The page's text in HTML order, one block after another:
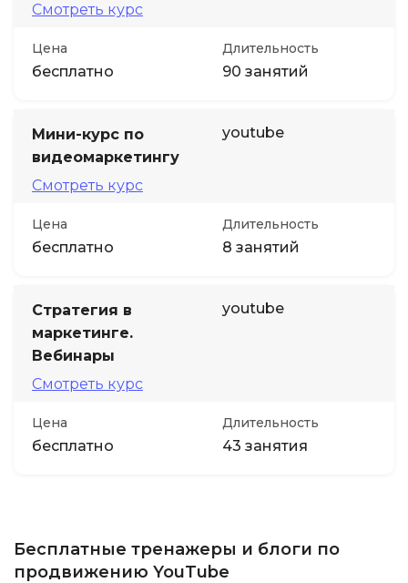
Смотреть курс
Цена
бесплатно
Длительность
90 занятий
Мини-курс по
видеомаркетингу
Смотреть курс
youtube
Цена
бесплатно
Длительность
8 занятий
Стратегия в
маркетинге.
Вебинары
Смотреть курс
youtube
Цена
бесплатно
Длительность
43 занятия
Бесплатные тренажеры и блоги по
продвижению YouTube